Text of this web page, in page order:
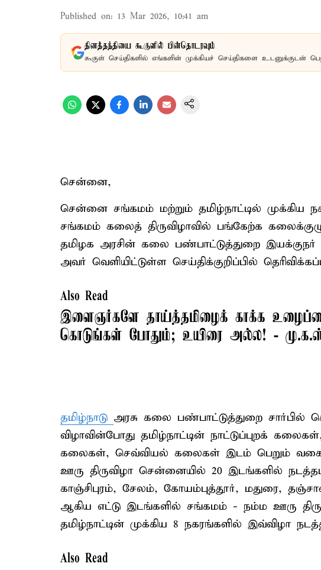
Published on: 13 Mar 2026, 10:41 am
தினத்தந்தியை கூகுளில் பின்தொடரவும்
கூகுள் செய்திகளில் எங்களின் முக்கியச் செய்திகளை உடனுக்குடன்
சென்னை,
சென்னை சங்கமம் மற்றும் தமிழ்நாட்டில்
சங்கமம் கலைத் திருவிழாவில் பங்கேற்க
தமிழக அரசின் கலை பண்பாட்டுத்துறை இயக்குநர்
அவர் வெளியிட்டுள்ள செய்திக்குறிப்பில்
Also Read
இளைஞர்களே தாய்த்தமிழைக் காக்க
கொடுங்கள் போதும்; உயிரை அல்ல! -
தமிழ்நாடு அரசு கலை பண்பாட்டுத்துறை
விழாவின்போது தமிழ்நாட்டின் நாட்டுப்புறக்
கலைகள், செவ்வியல் கலைகள் இடம் பெறும்
ஊரு திருவிழா சென்னையில் 20 இடங்களில்
காஞ்சிபுரம், சேலம், கோயம்புத்தூர், மதுரை,
ஆகிய எட்டு இடங்களில் சங்கமம் - நம்ம ஊரு
தமிழ்நாட்டின் முக்கிய 8 நகரங்களில் இவ்விழா
Also Read